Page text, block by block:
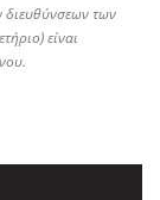
διευθύνσεων των
είναι